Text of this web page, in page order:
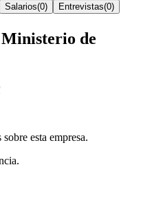
Salarios(0) Entrevistas(0)
Ministerio de
esta empresa.